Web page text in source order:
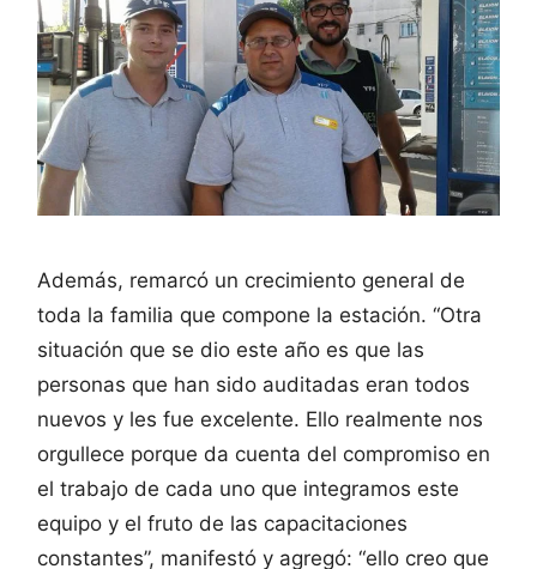
Además, remarcó un crecimiento general de
toda la familia que compone la estación. “Otra
situación que se dio este año es que las
personas que han sido auditadas eran todos
nuevos y les fue excelente. Ello realmente nos
orgullece porque da cuenta del compromiso en
el trabajo de cada uno que integramos este
equipo y el fruto de las capacitaciones
constantes”, manifestó y agregó: “ello creo que